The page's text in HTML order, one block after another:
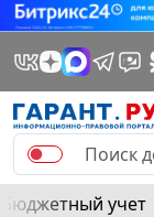
Бюджетный учет